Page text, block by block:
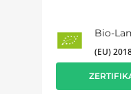
Bio-
(EU)